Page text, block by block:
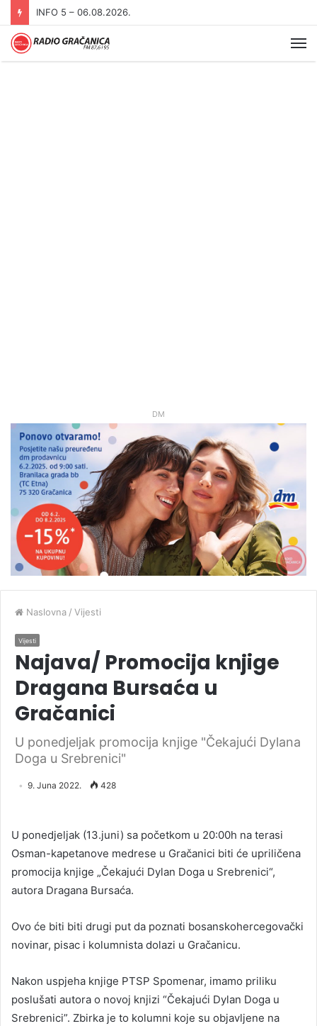
INFO 5 – 05.08.2026
DM
Naslovna / Vijesti
Vijesti
Najava/ Promocija knjige
Dragana Bursaća u
Gračanici
U ponedjeljak promocija knjige "Čekajući Dylana
Doga u Srebrenici"
9. Juna 2022. 428
U ponedjeljak (13.juni) sa početkom u 20:00h na terasi
Osman-kapetanove medrese u Gračanici biti će upriličena
promocija knjige „Čekajući Dylan Doga u Srebrenici“,
autora Dragana Bursaća.
Ovo će biti biti drugi put da poznati bosanskohercegovački
novinar, pisac i kolumnista dolazi u Gračanicu.
Nakon uspjeha knjige PTSP Spomenar, imamo priliku
poslušati autora o novoj knjizi “Čekajući Dylan Doga u
Srebrenici”. Zbirka je to kolumni koje su objavljene na